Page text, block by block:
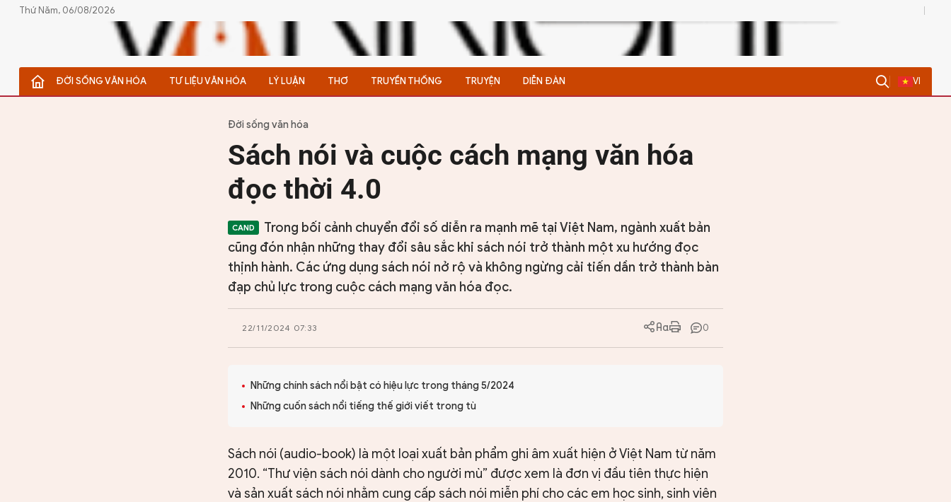
Thứ Năm, 06/08/2026
ĐỜI SỐNG VĂN HÓA TƯ LIỆU VĂN HÓA LÝ LUẬN THƠ TRUYỀN THỐNG TRUYỆN DIỄN ĐÀN VI
ĐỜI SỐNG VĂN HÓA
Đời sống văn hóa
Sách nói và cuộc cách mạng văn hóa
đọc thời 4.0
Trong bối cảnh chuyển đổi số diễn ra mạnh mẽ tại Việt Nam, ngành xuất bản
cũng đón nhận những thay đổi sâu sắc khi sách nói trở thành một xu hướng đọc
thịnh hành. Các ứng dụng sách nói nở rộ và không ngừng cải tiến dần trở thành bàn
đạp chủ lực trong cuộc cách mạng văn hóa đọc.
22/11/2024 07:33 0
Những chính sách nổi bật có hiệu lực trong tháng 5/2024
Những cuốn sách nổi tiếng thế giới viết trong tù
Sách nói (audio-book) là một loại xuất bản phẩm ghi âm xuất hiện ở Việt Nam từ năm
2010. “Thư viện sách nói dành cho người mù” được xem là đơn vị đầu tiên thực hiện
và sản xuất sách nói nhằm cung cấp sách nói miễn phí cho các em học sinh, sinh viên